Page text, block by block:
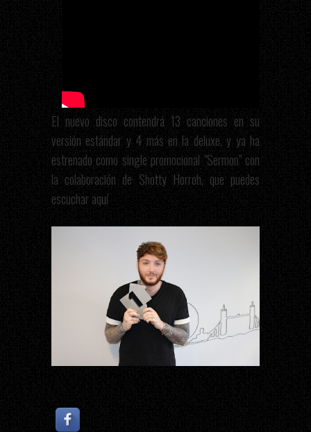
El nuevo disco contendrá 13 canciones en su
versión estándar y 4 más en la deluxe, y ya ha
estrenado como single promocional "Sermon" con
la colaboración de Shotty Horroh, que puedes
escuchar aquí